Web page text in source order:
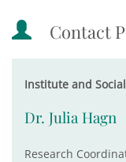
Contact
Institute and
Dr. Julia Hagn
Research